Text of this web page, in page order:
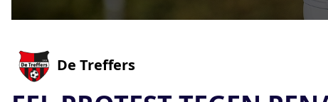
seconds
Volume
90%
De Treffers
0-0